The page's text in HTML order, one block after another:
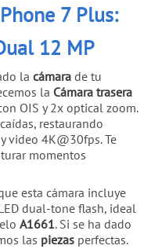
7 Plus:
12 MP
la cámara de tu
la Cámara trasera
OIS y 2x optical zoom.
restaurando
video 4K@30fps. Te
momentos
esta cámara incluye
dual-tone flash, ideal
A1661. Si se ha dado
las piezas perfectas.